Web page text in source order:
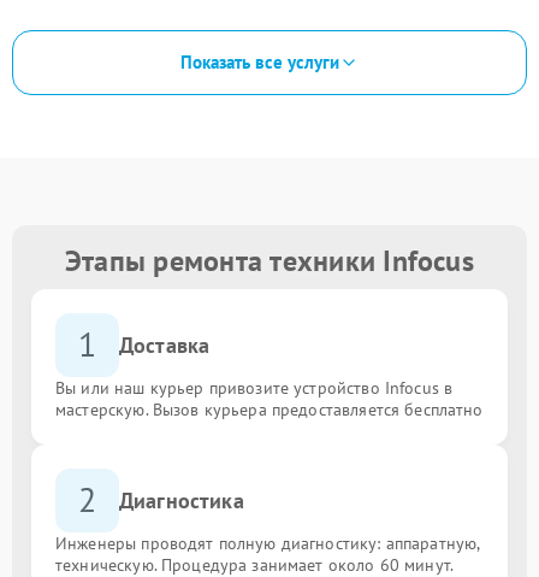
Показать все услуги
Этапы ремонта техники Infocus
1 Доставка
Вы или наш курьер привозите устройство Infocus в
мастерскую. Вызов курьера предоставляется бесплатно
2 Диагностика
Инженеры проводят полную диагностику: аппаратную,
техническую. Процедура занимает около 60 минут.